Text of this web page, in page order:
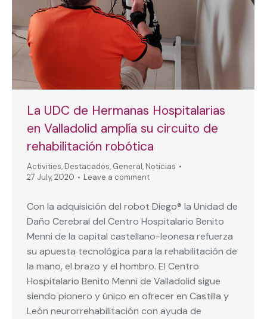
La UDC de Hermanas Hospitalarias
en Valladolid amplía su circuito de
rehabilitación robótica
Activities, Destacados, General, Noticias
27 July, 2020
Leave a comment
Con la adquisición del robot Diego® la Unidad de
Daño Cerebral del Centro Hospitalario Benito
Menni de la capital castellano-leonesa refuerza
su apuesta tecnológica para la rehabilitación de
la mano, el brazo y el hombro. El Centro
Hospitalario Benito Menni de Valladolid sigue
siendo pionero y único en ofrecer en Castilla y
León neurorrehabilitación con ayuda de